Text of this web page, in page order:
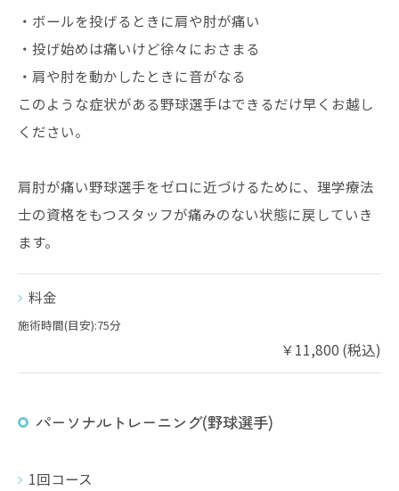
・ボールを投げるときに肩や肘が痛い
・投げ始めは痛いけど徐々におさまる
・肩や肘を動かしたときに音がなる
このような症状がある野球選手はできるだけ早くお越し
ください。
肩肘が痛い野球選手をゼロに近づけるために、理学療法
士の資格をもつスタッフが痛みのない状態に戻していき
ます。
料金
施術時間(目安):75分
￥11,800 (税込)
パーソナルトレーニング(野球選手)
1回コース